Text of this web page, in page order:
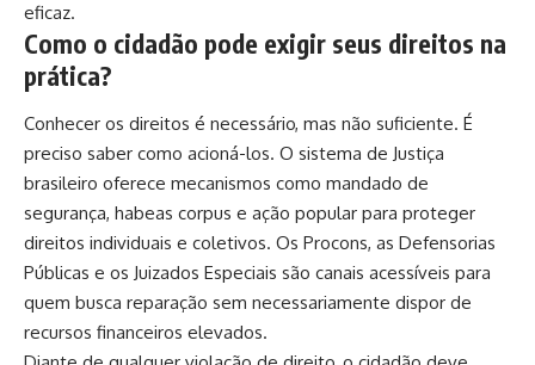
eficaz.
Como o cidadão pode exigir seus direitos na
prática?
Conhecer os direitos é necessário, mas não suficiente. É
preciso saber como acioná-los. O sistema de Justiça
brasileiro oferece mecanismos como mandado de
segurança, habeas corpus e ação popular para proteger
direitos individuais e coletivos. Os Procons, as Defensorias
Públicas e os Juizados Especiais são canais acessíveis para
quem busca reparação sem necessariamente dispor de
recursos financeiros elevados.